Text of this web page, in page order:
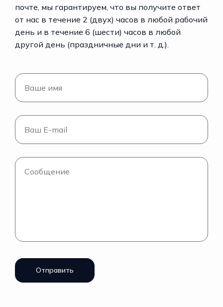
почте, мы гарантируем, что вы получите ответ
от нас в течение 2 (двух) часов в любой рабочий
день и в течение 6 (шести) часов в любой
другой день (праздничные дни и т. д.).
Отправить